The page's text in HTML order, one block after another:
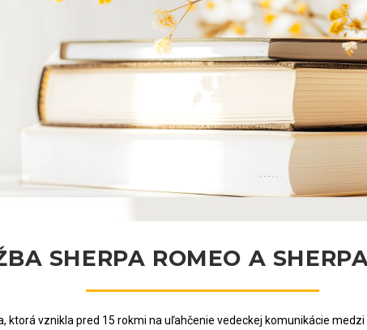
SHERPA ROMEO A
ktorá vznikla pred 15 rokmi na uľahčenie vedeckej komunikácie